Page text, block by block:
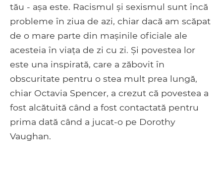
tău - așa este. Racismul și sexismul sunt încă
probleme în ziua de azi, chiar dacă am scăpat
de o mare parte din mașinile oficiale ale
acesteia în viața de zi cu zi. Și povestea lor
este una inspirată, care a zăbovit în
obscuritate pentru o stea mult prea lungă,
chiar Octavia Spencer, a crezut că povestea a
fost alcătuită când a fost contactată pentru
prima dată când a jucat-o pe Dorothy
Vaughan.